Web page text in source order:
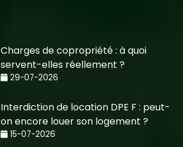
Charges de copropriété : à quoi
servent-elles réellement ?
29-07-2026
Interdiction de location DPE F : peut-
on encore louer son logement ?
15-07-2026